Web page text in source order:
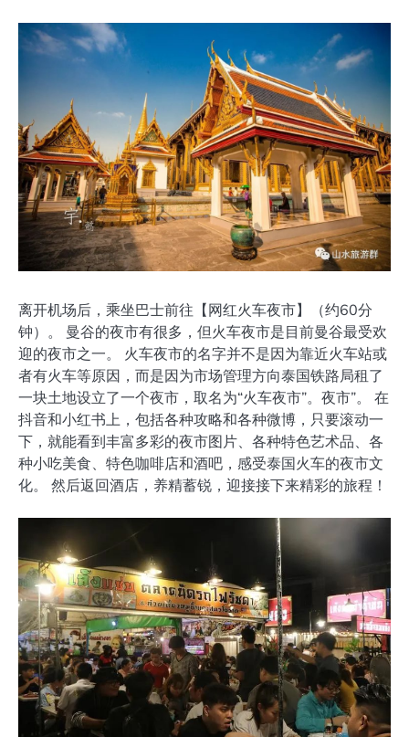
离开机场后，乘坐巴士前往【网红火车夜市】（约60分
钟）。 曼谷的夜市有很多，但火车夜市是目前曼谷最受欢
迎的夜市之一。 火车夜市的名字并不是因为靠近火车站或
者有火车等原因，而是因为市场管理方向泰国铁路局租了
一块土地设立了一个夜市，取名为“火车夜市”。夜市”。 在
抖音和小红书上，包括各种攻略和各种微博，只要滚动一
下，就能看到丰富多彩的夜市图片、各种特色艺术品、各
种小吃美食、特色咖啡店和酒吧，感受泰国火车的夜市文
化。 然后返回酒店，养精蓄锐，迎接接下来精彩的旅程！